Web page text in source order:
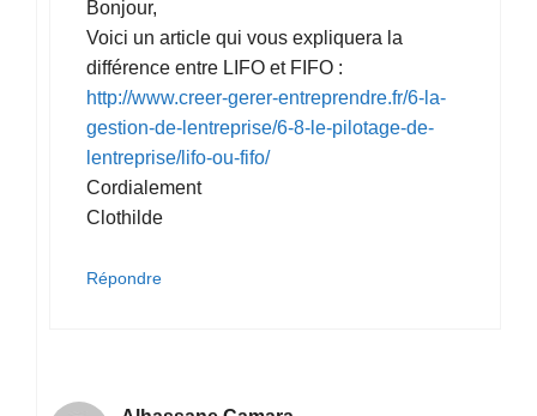
Bonjour,
Voici un article qui vous expliquera la
différence entre LIFO et FIFO :
http://www.creer-gerer-entreprendre.fr/6-la-
gestion-de-lentreprise/6-8-le-pilotage-de-
lentreprise/lifo-ou-fifo/
Cordialement
Clothilde
Répondre